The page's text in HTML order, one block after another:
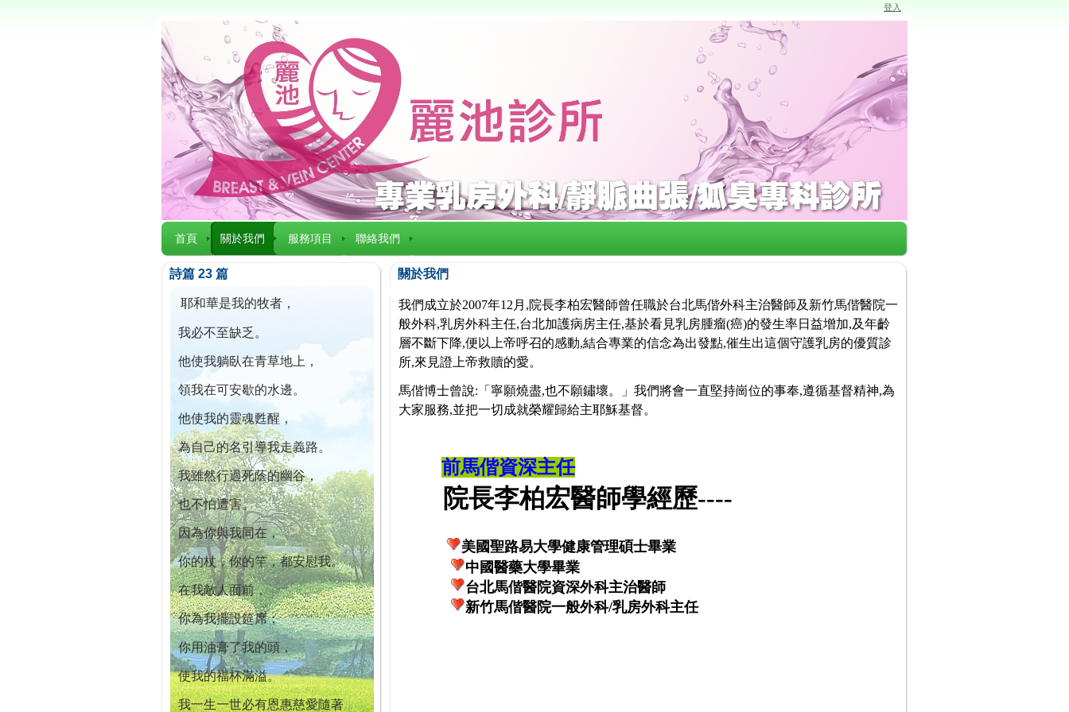
登入
首頁 關於我們 服務項目 聯絡我們
詩篇 23 篇
耶和華是我的牧者，
我必不至缺乏。
他使我躺臥在青草地上，
領我在可安歇的水邊。
他使我的靈魂甦醒，
為自己的名引導我走義路。
我雖然行過死蔭的幽谷，
也不怕遭害。
因為你與我同在，
你的杖，你的竿，都安慰我。
在我敵人面前，
你為我擺設筵席；
你用油膏了我的頭，
使我的福杯滿溢。
我一生一世必有恩惠慈愛隨著
關於我們
我們成立於2007年12月,院長李柏宏醫師曾任職於台北馬偕外科主治醫師及新竹馬偕醫院一
般外科,乳房外科主任,台北加護病房主任,基於看見乳房腫瘤(癌)的發生率日益增加,及年齡
層不斷下降,便以上帝呼召的感動,結合專業的信念為出發點,催生出這個守護乳房的優質診
所,來見證上帝救贖的愛。
馬偕博士曾說:「寧願燒盡,也不願鏽壞。」我們將會一直堅持崗位的事奉,遵循基督精神,為
大家服務,並把一切成就榮耀歸給主耶穌基督。
前馬偕資深主任
院長李柏宏醫師學經歷----
美國聖路易大學健康管理碩士畢業
中國醫藥大學畢業
台北馬偕醫院資深外科主治醫師
新竹馬偕醫院一般外科/乳房外科主任